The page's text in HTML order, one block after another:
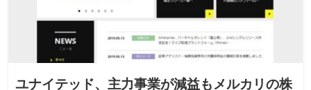
ユナイテッド、主力事業が減益もメルカリの株